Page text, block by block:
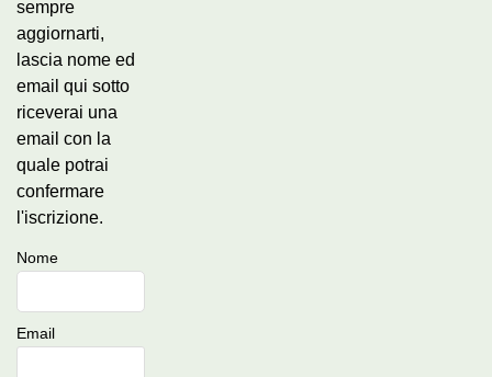
sempre
aggiornarti,
lascia nome ed
email qui sotto
riceverai una
email con la
quale potrai
confermare
l'iscrizione.
Nome
Email